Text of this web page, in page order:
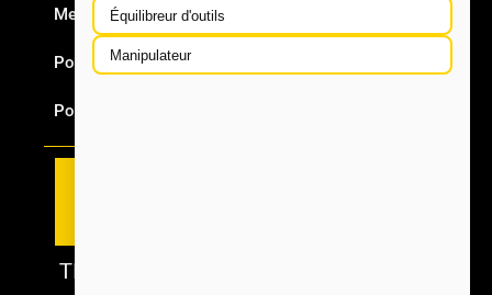
Mentions Légales
Politique en matière de cookies
Politique Qualité
TECNOSPIRO MACHINE TOOL, S.L.U.